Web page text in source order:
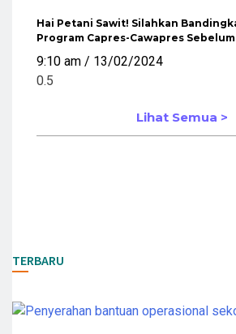
Hai Petani Sawit! Silahkan
Program Capres-Cawapres
9:10 am 13/02/2024
Lihat Semua >
TERBARU